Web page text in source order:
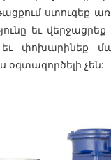
ստուգեք
եւ
եւ փոխարինեք
օգտագործելի չեն: